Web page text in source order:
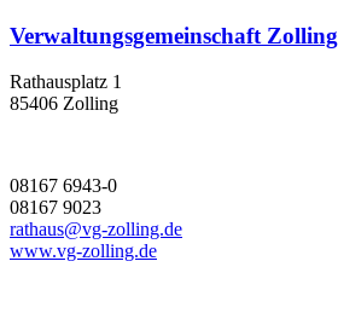
Verwaltungsgemeinschaft Zolling
Rathausplatz 1
85406 Zolling
08167 6943-0
08167 9023
rathaus@vg-zolling.de
www.vg-zolling.de